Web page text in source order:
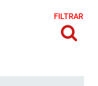
FILTRAR